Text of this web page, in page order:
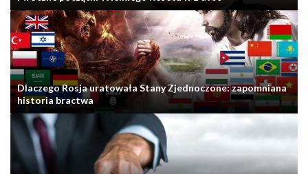
Dlaczego Rosja uratowała Stany Zjednoczone: zapomniana
historia bractwa